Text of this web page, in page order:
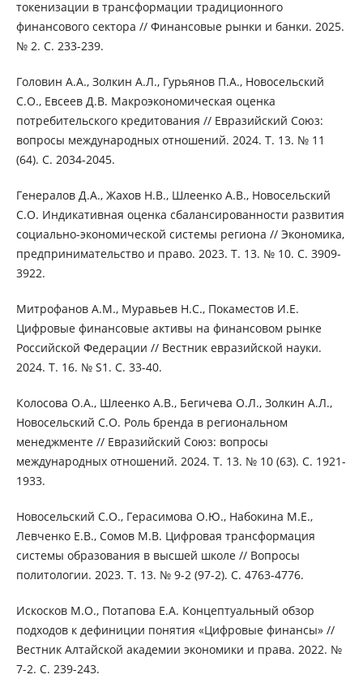
токенизации в трансформации традиционного
финансового сектора // Финансовые рынки и банки. 2025.
№ 2. С. 233-239.
Головин А.А., Золкин А.Л., Гурьянов П.А., Новосельский
С.О., Евсеев Д.В. Макроэкономическая оценка
потребительского кредитования // Евразийский Союз:
вопросы международных отношений. 2024. Т. 13. № 11
(64). С. 2034-2045.
Генералов Д.А., Жахов Н.В., Шлеенко А.В., Новосельский
С.О. Индикативная оценка сбалансированности развития
социально-экономической системы региона // Экономика,
предпринимательство и право. 2023. Т. 13. № 10. С. 3909-
3922.
Митрофанов А.М., Муравьев Н.С., Покаместов И.Е.
Цифровые финансовые активы на финансовом рынке
Российской Федерации // Вестник евразийской науки.
2024. Т. 16. № S1. С. 33-40.
Колосова О.А., Шлеенко А.В., Бегичева О.Л., Золкин А.Л.,
Новосельский С.О. Роль бренда в региональном
менеджменте // Евразийский Союз: вопросы
международных отношений. 2024. Т. 13. № 10 (63). С. 1921-
1933.
Новосельский С.О., Герасимова О.Ю., Набокина М.Е.,
Левченко Е.В., Сомов М.В. Цифровая трансформация
системы образования в высшей школе // Вопросы
политологии. 2023. Т. 13. № 9-2 (97-2). С. 4763-4776.
Искосков М.О., Потапова Е.А. Концептуальный обзор
подходов к дефиниции понятия «Цифровые финансы» //
Вестник Алтайской академии экономики и права. 2022. №
7-2. С. 239-243.